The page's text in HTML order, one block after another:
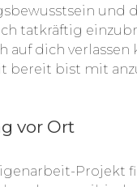
und
tatkräftig
auf dich verlassen
bereit bist mit
vor Ort
Projekt